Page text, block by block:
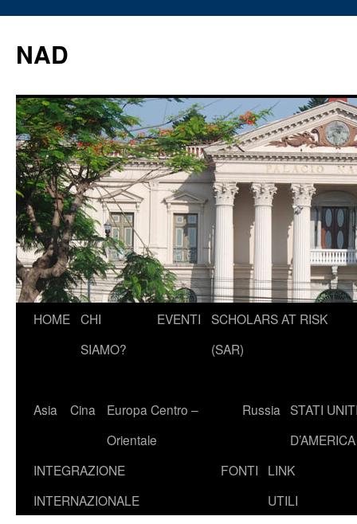
contenuto
NAD
HOME CHI
SIAMO?
EVENTI
SCHOLARS AT RISK
(SAR)
Asia Cina
Europa Centro –
Orientale
Russia STATI
D’AMERICA
INTEGRAZIONE
INTERNAZIONALE
FONTI
LINK
UTILI